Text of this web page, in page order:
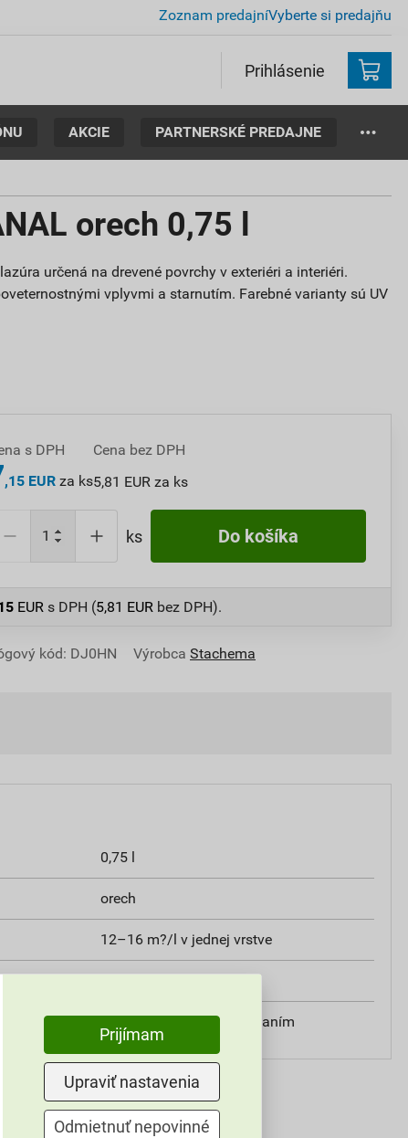
Zoznam predajníVyberte si predajňu
Prihlásenie
AKCIE PARTNERSKÉ PREDAJNE
orech 0,75 l
určená na drevené povrchy v exteriéri a interiéri.
vplyvmi a starnutím. Farebné varianty sú UV
s DPH
,15 EUR za ks
Cena bez DPH
5,81 EUR za ks
ks Do košíka
EUR s DPH (5,81 EUR bez DPH).
kód: DJ0HN Výrobca Stachema
0,75 l
orech
12–16 m?/l v jednej vrstve
valčekom, štetcom, striekaním
Prijímam
Upraviť nastavenia
Odmietnuť nepovinné